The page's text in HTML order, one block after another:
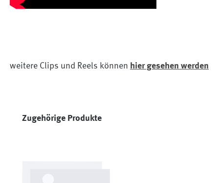
weitere Clips und Reels können hier gesehen werden
Produktgalerie überspringen
Zugehörige Produkte